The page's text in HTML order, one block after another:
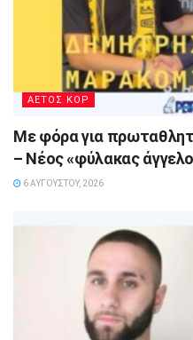
ΑΕΤΟΣ ΚΟΡ
Με φόρα για
– Νέος «φύλακας
6 ΑΥΓΟΎΣΤΟΥ, 2026